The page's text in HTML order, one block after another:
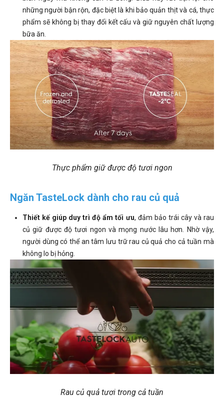
những người bận rộn, đặc biệt là khi bảo quản thịt và cá, thực
phẩm sẽ không bị thay đổi kết cấu và giữ nguyên chất lượng
bữa ăn.
Thực phẩm giữ được độ tươi ngon
Ngăn TasteLock dành cho rau củ quả
Thiết kế giúp duy trì độ ẩm tối ưu, đảm bảo trái cây và rau
củ giữ được độ tươi ngon và mọng nước lâu hơn. Nhờ vậy,
người dùng có thể an tâm lưu trữ rau củ quả cho cả tuần mà
không lo bị hỏng.
Rau củ quả tươi trong cả tuần